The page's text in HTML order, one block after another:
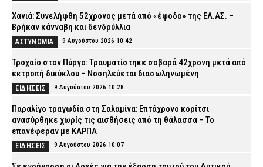
Χανιά: Συνελήφθη 52χρονος μετά από «έφοδο» της ΕΛ.ΑΣ. –
Βρήκαν κάνναβη και δενδρύλλια
ΑΣΤΥΝΟΜΙΑ 9 Αυγούστου 2026 10:42
Τροχαίο στον Πύργο: Τραυματίστηκε σοβαρά 42χρονη μετά από
εκτροπή δικύκλου – Νοσηλεύεται διασωληνωμένη
ΕΙΔΗΣΕΙΣ 9 Αυγούστου 2026 10:28
Παραλίγο τραγωδία στη Σαλαμίνα: Επτάχρονο κορίτσι
ανασύρθηκε χωρίς τις αισθήσεις από τη θάλασσα – Το
επανέφεραν με ΚΑΡΠΑ
ΕΙΔΗΣΕΙΣ 9 Αυγούστου 2026 10:07